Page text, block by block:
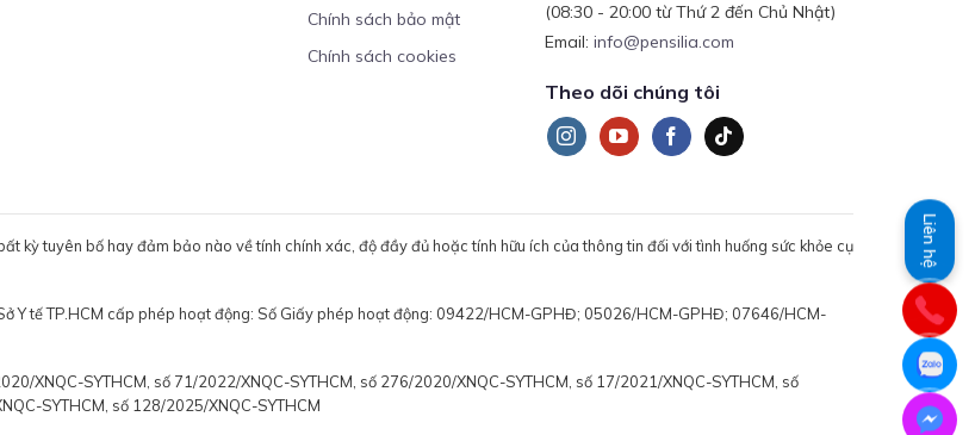
Chính sách bảo mật
Chính sách cookies
(08:30 - 20:00 từ Thứ 2 đến Chủ Nhật)
Email:info@pensilia.com
Theo dõi chúng tôi
kỳ tuyên bố hay đảm bảo nào về tính chính xác, độ đầy đủ hoặc tính hữu ích của thông tin đối với tình huống sức khỏe cụ
Y tế TP.HCM cấp phép hoạt động: Số Giấy phép hoạt động: 09422/HCM-GPHĐ; 05026/HCM-GPHĐ; 07646/HCM-
XNQC-SYTHCM, số 71/2022/XNQC-SYTHCM, số 276/2020/XNQC-SYTHCM, số 17/2021/XNQC-SYTHCM, số
SYTHCM, số 128/2025/XNQC-SYTHCM
Liên hệ